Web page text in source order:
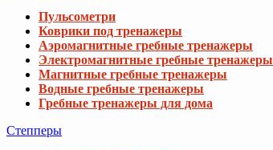
Пульсометри
Коврики под тренажеры
Аэромагнитные гребные тренажеры
Электромагнитные гребные тренажеры
Магнитные гребные тренажеры
Водные гребные тренажеры
Гребные тренажеры для дома
Степперы